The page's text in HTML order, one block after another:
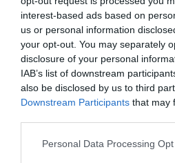
interest-based ads based on
us or personal information
your opt-out. You may separately
disclosure of your personal
IAB’s list of downstream
also be disclosed by us to third
Downstream Participants that may
Personal Data Processing
Timeout Portugal
19'
1ªP
Fim da 1ª
Cinco inicial
1 - Nuria Leitão ®
Início